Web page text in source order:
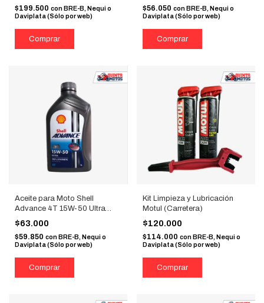
$199.500 conBRE-B, Nequi o
Daviplata (Sólo por web)
$56.050 con BRE-B, Nequi o
Daviplata (Sólo por web)
Aceite para Moto Shell
Advance 4T 15W-50 Ultra
100% Sintético 1L
$63.000
$59.850 con BRE-B, Nequi o
Daviplata (Sólo por web)
Kit Limpieza y Lubricación
Motul (Carretera)
$120.000
$114.000 con BRE-B, Nequi o
Daviplata (Sólo por web)